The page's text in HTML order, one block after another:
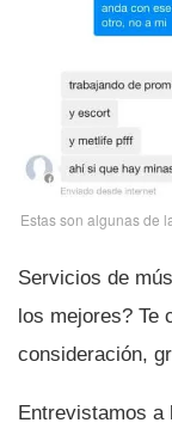
Estas son algunas de
Servicios de
los mejores? Te
consideración,
Entrevistamos a